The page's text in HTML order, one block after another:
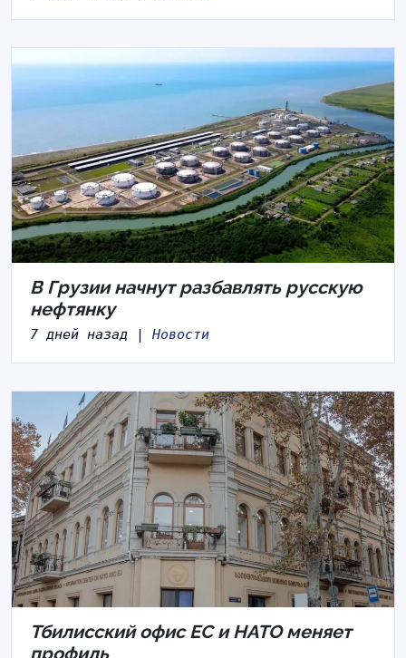
В Грузии начнут разбавлять русскую
нефтянку
7 дней назад | Новости
Тбилисский офис ЕС и НАТО меняет
профиль